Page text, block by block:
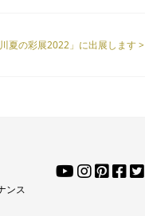
夏の彩展2022」に出展します >
ンス